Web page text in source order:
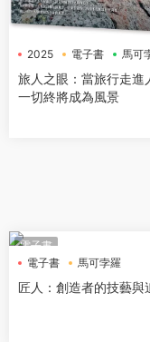
2025 電子書 馬可
旅人之眼：當旅行走進
一切終將成為風景
電子書
電子書
馬可孛羅
匠人：創造者的技藝與